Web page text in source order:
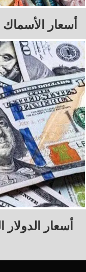
أسعار الأسماك
أسعار الدولار